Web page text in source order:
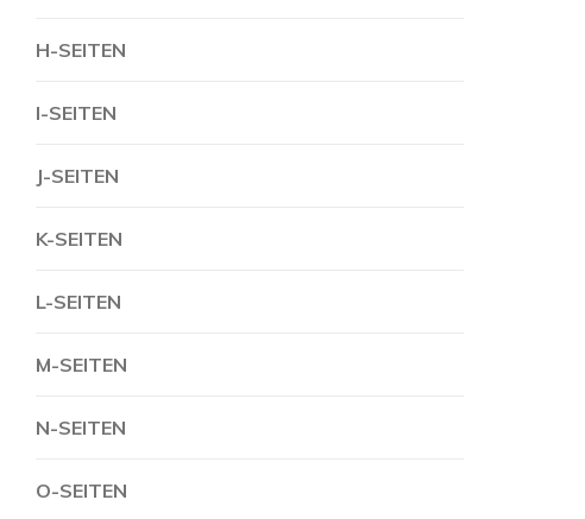
H-SEITEN
I-SEITEN
J-SEITEN
K-SEITEN
L-SEITEN
M-SEITEN
N-SEITEN
O-SEITEN